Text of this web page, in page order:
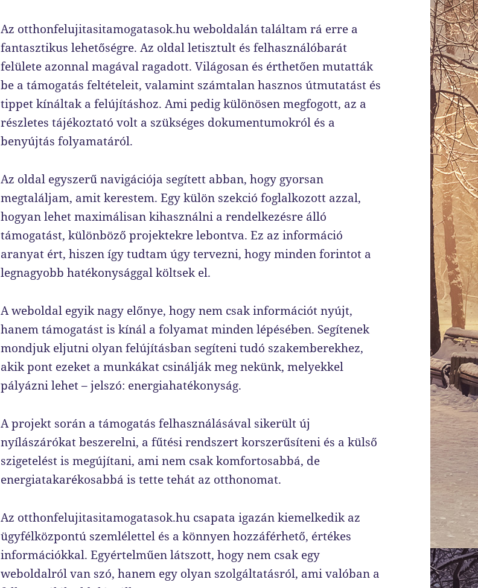
Az otthonfelujitasitamogatasok.hu weboldalán találtam rá erre a
fantasztikus lehetőségre. Az oldal letisztult és felhasználóbarát
felülete azonnal magával ragadott. Világosan és érthetően mutatták
be a támogatás feltételeit, valamint számtalan hasznos útmutatást és
tippet kínáltak a felújításhoz. Ami pedig különösen megfogott, az a
részletes tájékoztató volt a szükséges dokumentumokról és a
benyújtás folyamatáról.
Az oldal egyszerű navigációja segített abban, hogy gyorsan
megtaláljam, amit kerestem. Egy külön szekció foglalkozott azzal,
hogyan lehet maximálisan kihasználni a rendelkezésre álló
támogatást, különböző projektekre lebontva. Ez az információ
aranyat ért, hiszen így tudtam úgy tervezni, hogy minden forintot a
legnagyobb hatékonysággal költsek el.
A weboldal egyik nagy előnye, hogy nem csak információt nyújt,
hanem támogatást is kínál a folyamat minden lépésében. Segítenek
mondjuk eljutni olyan felújításban segíteni tudó szakemberekhez,
akik pont ezeket a munkákat csinálják meg nekünk, melyekkel
pályázni lehet – jelszó: energiahatékonyság.
A projekt során a támogatás felhasználásával sikerült új
nyílászárókat beszerelni, a fűtési rendszert korszerűsíteni és a külső
szigetelést is megújítani, ami nem csak komfortosabbá, de
energiatakarékosabbá is tette tehát az otthonomat.
Az otthonfelujitasitamogatasok.hu csapata igazán kiemelkedik az
ügyfélközpontú szemlélettel és a könnyen hozzáférhető, értékes
információkkal. Egyértelműen látszott, hogy nem csak egy
weboldalról van szó, hanem egy olyan szolgáltatásról, ami valóban a